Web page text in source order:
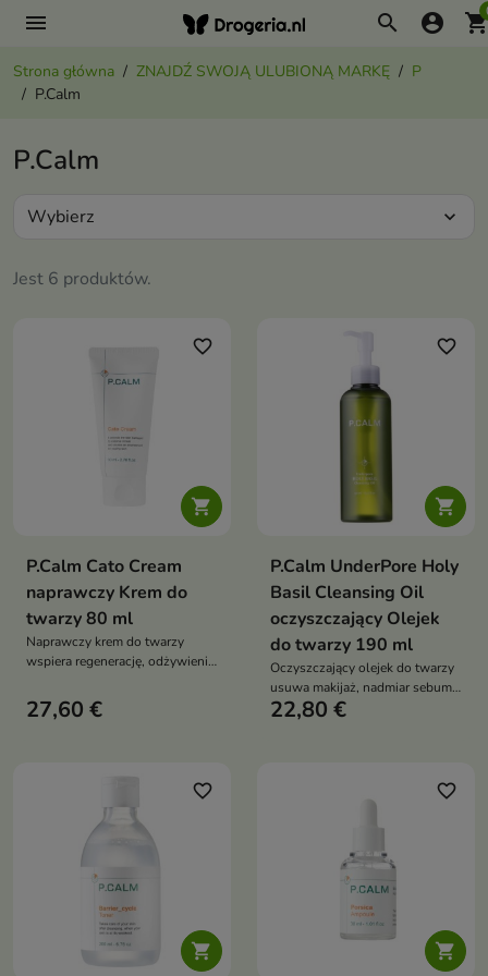
menu search account_circle
Strona główna ZNAJDŹ SWOJĄ ULUBIONĄ MARKĘ
P
P.Calm
P.Calm
Jest 6 produktów.
Wybierz expand_more

favorite_border
P.Calm Cato Cream
naprawczy Krem do
twarzy 80 ml
Naprawczy krem do twarzy
wspiera regenerację, odżywienie
hydrolipidowej skóry. Formuła z
ceramidami, skwalanem,
niacynamidem nawilża, koi oraz
przesuszenie
27,60 €

favorite_border
P.Calm UnderPore Holy
Basil Cleansing Oil
oczyszczający Olejek
do twarzy 190 ml
Oczyszczający olejek do twarzy
usuwa makijaż, nadmiar sebum i
nagromadzone
eukaliptusowym, szałwiowym,
rozmarynowym i z drzewa
herbacianego wspiera ukojenie,
22,80 €

favorite_border

favorite_border